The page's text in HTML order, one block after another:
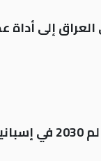
إلى أداة